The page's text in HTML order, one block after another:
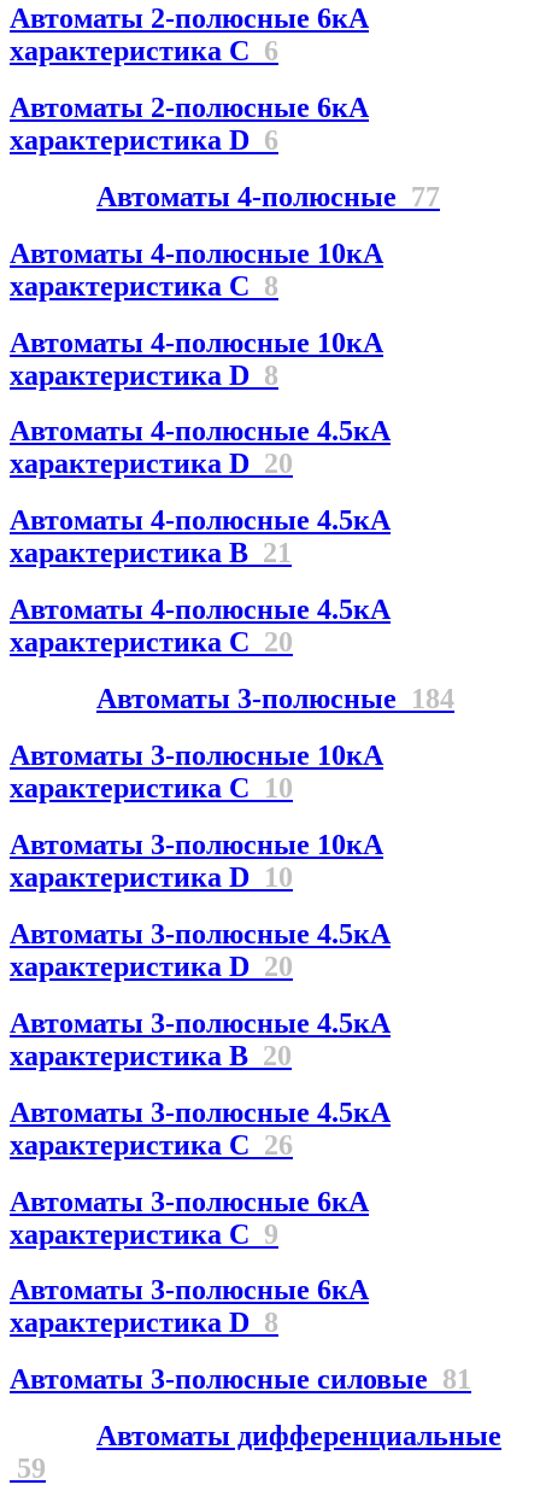
Автоматы 2-полюсные 6кА
характеристика C 6
Автоматы 2-полюсные 6кА
характеристика D 6
Автоматы 4-полюсные 77
Автоматы 4-полюсные 10кА
характеристика C 8
Автоматы 4-полюсные 10кА
характеристика D 8
Автоматы 4-полюсные 4.5кА
характеристика D 20
Автоматы 4-полюсные 4.5кА
характеристика В 21
Автоматы 4-полюсные 4.5кА
характеристика С 20
Автоматы 3-полюсные 184
Автоматы 3-полюсные 10кА
характеристика C 10
Автоматы 3-полюсные 10кА
характеристика D 10
Автоматы 3-полюсные 4.5кА
характеристика D 20
Автоматы 3-полюсные 4.5кА
характеристика В 20
Автоматы 3-полюсные 4.5кА
характеристика С 26
Автоматы 3-полюсные 6кА
характеристика C 9
Автоматы 3-полюсные 6кА
характеристика D 8
Автоматы 3-полюсные силовые 81
Автоматы дифференциальные
59